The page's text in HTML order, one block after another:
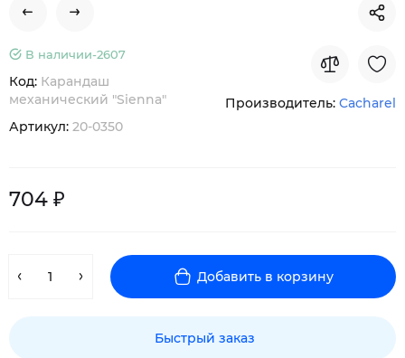
В наличии-2607
Код: Карандаш
механический "Sienna"
Артикул: 20-0350
Производитель: Cacharel
704 ₽
Добавить в корзину
Быстрый заказ